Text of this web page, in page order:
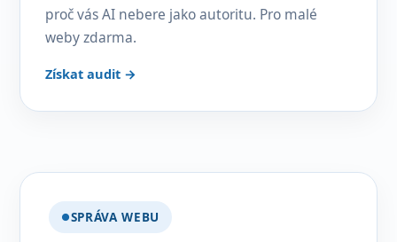
proč vás AI nebere jako autoritu. Pro malé
weby zdarma.
Získat audit →
SPRÁVA WEBU